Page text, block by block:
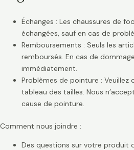
Échanges : Les chaussures de
échangées, sauf en cas de
Remboursements : Seuls les
remboursés. En cas de
immédiatement.
Problèmes de pointure :
tableau des tailles. Nous
cause de pointure.
Comment nous joindre :
Des questions sur votre produit